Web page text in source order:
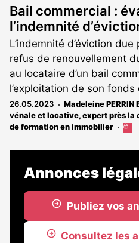
Bail commercial :
l’indemnité
L’indemnité d’éviction
refus de renouvellement
au locataire d’un bail
l’exploitation de son
26.05.2023
Madeleine
vénale et locative, expert près la
de formation en immobilier
Cet
est
aux
Annonces
Publiez vos
Consultez les